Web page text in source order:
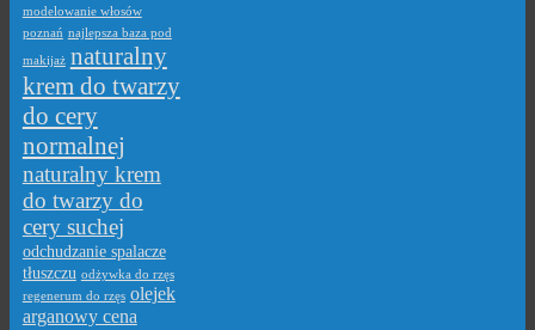
modelowanie włosów
poznań najlepsza baza pod
makijaż naturalny
krem do twarzy
do cery
normalnej
naturalny krem
do twarzy do
cery suchej
odchudzanie spalacze
tłuszczu odżywka do rzęs
regenerum do rzęs olejek
arganowy cena